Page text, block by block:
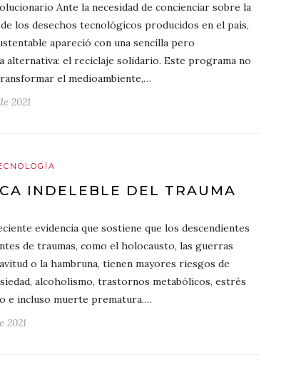
Ante la necesidad de concienciar sobre la
los desechos tecnológicos producidos en el país,
apareció con una sencilla pero
alternativa: el reciclaje solidario. Este programa no
el medioambiente,…
2021
INDELEBLE DEL TRAUMA
evidencia que sostiene que los descendientes
de traumas, como el holocausto, las guerras
o la hambruna, tienen mayores riesgos de
alcoholismo, trastornos metabólicos, estrés
e incluso muerte prematura.…
2021